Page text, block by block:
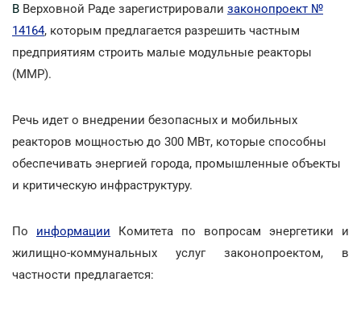
В Верховной Раде зарегистрировали законопроект №
14164, которым предлагается разрешить частным
предприятиям строить малые модульные реакторы
(ММР).
Речь идет о внедрении безопасных и мобильных
реакторов мощностью до 300 МВт, которые способны
обеспечивать энергией города, промышленные объекты
и критическую инфраструктуру.
По информации Комитета по вопросам энергетики и
жилищно-коммунальных услуг законопроектом, в
частности предлагается: